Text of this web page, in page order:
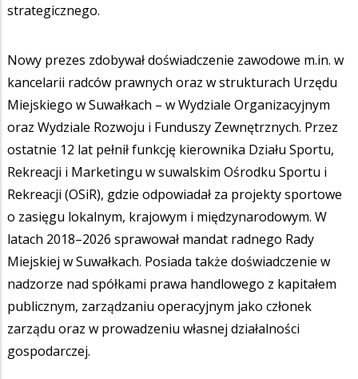
strategicznego.
Nowy prezes zdobywał doświadczenie zawodowe m.in. w
kancelarii radców prawnych oraz w strukturach Urzędu
Miejskiego w Suwałkach – w Wydziale Organizacyjnym
oraz Wydziale Rozwoju i Funduszy Zewnętrznych. Przez
ostatnie 12 lat pełnił funkcję kierownika Działu Sportu,
Rekreacji i Marketingu w suwalskim Ośrodku Sportu i
Rekreacji (OSiR), gdzie odpowiadał za projekty sportowe
o zasięgu lokalnym, krajowym i międzynarodowym. W
latach 2018–2026 sprawował mandat radnego Rady
Miejskiej w Suwałkach. Posiada także doświadczenie w
nadzorze nad spółkami prawa handlowego z kapitałem
publicznym, zarządzaniu operacyjnym jako członek
zarządu oraz w prowadzeniu własnej działalności
gospodarczej.